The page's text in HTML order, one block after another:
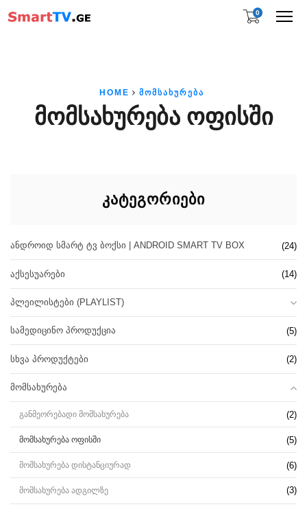
0
HOME ᲛᲝᲛᲡᲐᲮᲣᲠᲔᲑᲐ
ᲛᲝᲛᲡᲐᲮᲣᲠᲔᲑᲐ ᲝᲤᲘᲡᲨᲘ
ᲙᲐᲢᲔᲒᲝᲠᲘᲔᲑᲘ
ᲐᲜᲓᲠᲝᲘᲓ ᲡᲛᲐᲠᲢ ᲢᲕ ᲑᲝᲥᲡᲘ | ANDROID SMART TV BOX (24)
ᲐᲥᲡᲔᲡᲣᲐᲠᲔᲑᲘ (14)
ᲞᲚᲔᲘᲚᲘᲡᲢᲔᲑᲘ (PLAYLIST)
ᲡᲐᲛᲔᲓᲘᲪᲘᲜᲝ ᲞᲠᲝᲓᲣᲥᲪᲘᲐ (5)
ᲡᲮᲕᲐ ᲞᲠᲝᲓᲣᲥᲢᲔᲑᲘ (2)
ᲛᲝᲛᲡᲐᲮᲣᲠᲔᲑᲐ
ᲒᲐᲜᲛᲔᲝᲠᲔᲑᲐᲓᲘ ᲛᲝᲛᲡᲐᲮᲣᲠᲔᲑᲐ (2)
ᲛᲝᲛᲡᲐᲮᲣᲠᲔᲑᲐ ᲝᲤᲘᲡᲨᲘ (5)
ᲛᲝᲛᲡᲐᲮᲣᲠᲔᲑᲐ ᲓᲘᲡᲢᲐᲜᲪᲘᲣᲠᲐᲓ (6)
ᲛᲝᲛᲡᲐᲮᲣᲠᲔᲑᲐ ᲐᲓᲒᲘᲚᲖᲔ (3)